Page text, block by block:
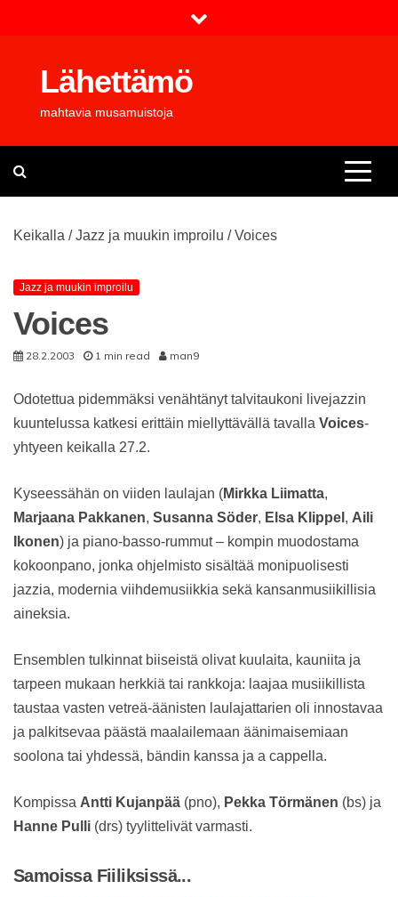
Lähettämö
mahtavia musamuistoja
Keikalla /Jazz ja muukin improilu /Voices
Jazz ja muukin improilu
Voices
28.2.2003 1 min read man9
Odotettua pidemmäksi venähtänyt talvitaukoni livejazzin
kuuntelussa katkesi erittäin miellyttävällä tavalla Voices-
yhtyeen keikalla 27.2.
Kyseessähän on viiden laulajan (Mirkka Liimatta,
Marjaana Pakkanen, Susanna Söder, Elsa Klippel , Aili
Ikonen) ja piano-basso-rummut – kompin muodostama
kokoonpano, jonka ohjelmisto sisältää monipuolisesti
jazzia, modernia viihdemusiikkia sekä kansanmusiikillisia
aineksia.
Ensemblen tulkinnat biiseistä olivat kuulaita, kauniita ja
tarpeen mukaan herkkiä tai rankkoja: laajaa musiikillista
taustaa vasten vetreä-äänisten laulajattarien oli innostavaa
ja palkitsevaa päästä maalailemaan äänimaisemiaan
soolona tai yhdessä, bändin kanssa ja a cappella.
Kompissa Antti Kujanpää (pno), Pekka Törmänen (bs) ja
Hanne Pulli (drs) tyylittelivät varmasti.
Samoissa Fiiliksissä...